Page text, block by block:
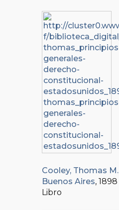
Cooley, Thomas M.
Buenos Aires, 1898
Libro